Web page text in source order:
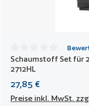
Durchschnittliche
Schaumstoff Set für
2712HL
27,85 €
Preise inkl. MwSt.